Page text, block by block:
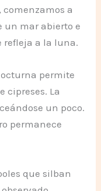
comenzamos a
un mar abierto e
refleja a la luna.
permite
cipreses. La
un poco.
permanece
que silban